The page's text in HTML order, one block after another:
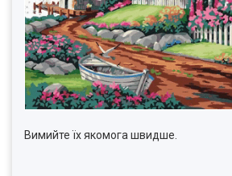
Вимийте їх якомога швидше.